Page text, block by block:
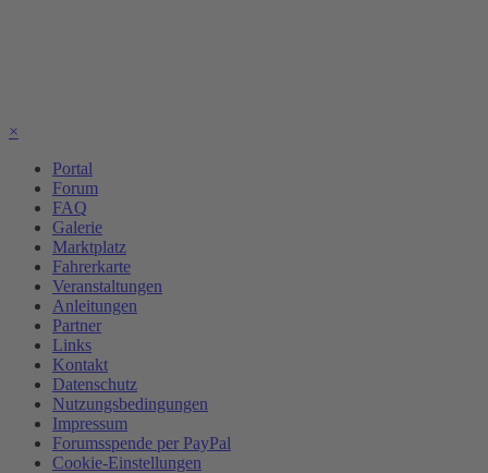
×
Portal
Forum
FAQ
Galerie
Marktplatz
Fahrerkarte
Veranstaltungen
Anleitungen
Partner
Links
Kontakt
Datenschutz
Nutzungsbedingungen
Impressum
Forumsspende per PayPal
Cookie-Einstellungen